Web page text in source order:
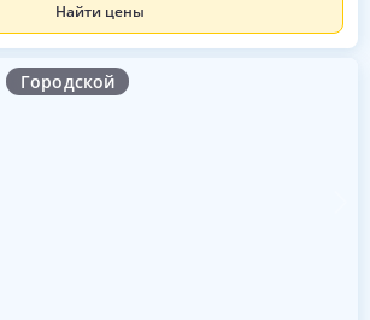
Найти цены
Городской